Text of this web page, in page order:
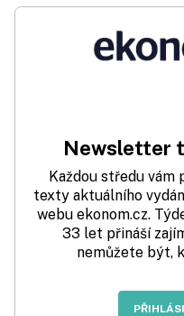
Newsletter
Každou středu vám
texty aktuálního
webu ekonom.cz.
33 let přináší
nemůžete být,